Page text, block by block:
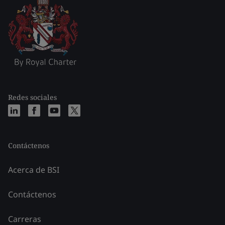
Redes sociales
Contáctenos
Acerca de BSI
Contáctenos
Carreras